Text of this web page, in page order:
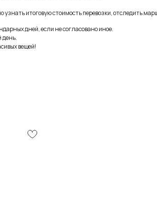
итоговую стоимость перевозки, отследить
дней, если не согласовано иное.
день.
вещей!